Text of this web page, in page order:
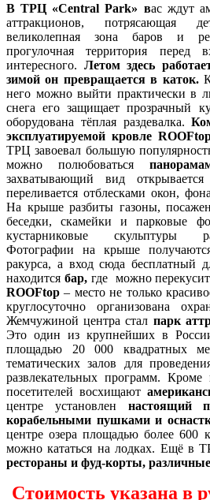
В ТРЦ «Central Park» вас ждут
аттракционов, потрясающая
великолепная зона баров и
прогулочная территория
интересного. Летом здесь
зимой он превращается в каток.
него можно выйти практически в
снега его защищает прозрачный
оборудована тёплая раздевалка.
эксплуатируемой кровле
ТРЦ завоевал большую
можно полюбоваться
захватывающий вид
переливается отблесками окон,
На крыше разбиты газоны,
беседки, скамейки и парковые
кустарниковые скульптуры
Фотографии на крыше
ракурса, а вход сюда бесплатный
находится бар,где можно
ROOFtop – место не только
круглосуточно организована
Жемчужиной центра стал парк
Это один из крупнейших в
площадью 20 000 квадратных
тематических залов для
развлекательных программ. Кроме
посетителей восхищают
центре установлен настоящий
корабельными пушками и
центре озера площадью более 600
можно кататься на лодках. Ещё в
рестораны и фуд-корты,
Стоимость указана в